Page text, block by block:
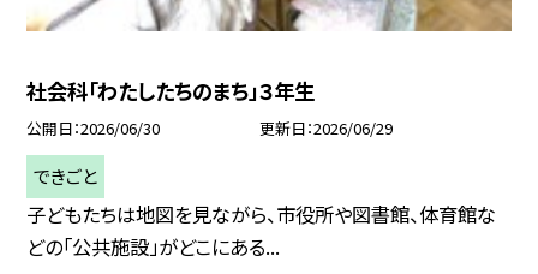
社会科「わたしたちのまち」３年生
公開日 2026/06/30 更新日 2026/06/29
できごと
子どもたちは地図を見ながら、市役所や図書館、体育館な
どの「公共施設」がどこにある...